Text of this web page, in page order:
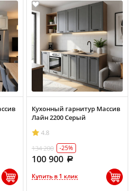
Кухонный гарнитур Массив
Лайн 2200 Серый
4.8
134 200
-25%
100 900
Купить в 1 клик